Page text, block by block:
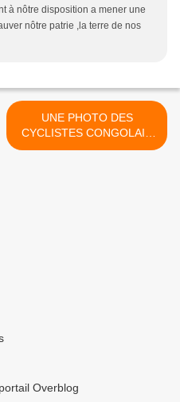
à nôtre disposition a mener une
nôtre patrie ,la terre de nos
UNE PHOTO DES
CYCLISTES CONGOLAIS
DES ANNÉES ’60-’70 À
Overblog